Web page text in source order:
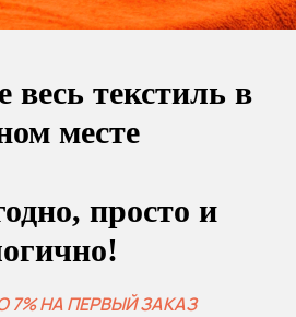
весь текстиль в
месте
просто и
7% НА ПЕРВЫЙ ЗАКАЗ